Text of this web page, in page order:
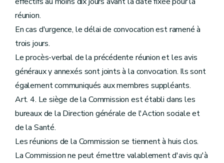
réunion.
En cas d'urgence, le délai de convocation est ramené à
trois jours.
Le procès-verbal de la précédente réunion et les avis
généraux y annexés sont joints à la convocation. Ils sont
également communiqués aux membres suppléants.
Art. 4. Le siège de la Commission est établi dans les
bureaux de la Direction générale de l'Action sociale et
de la Santé.
Les réunions de la Commission se tiennent à huis clos.
La Commission ne peut émettre valablement d'avis qu'à